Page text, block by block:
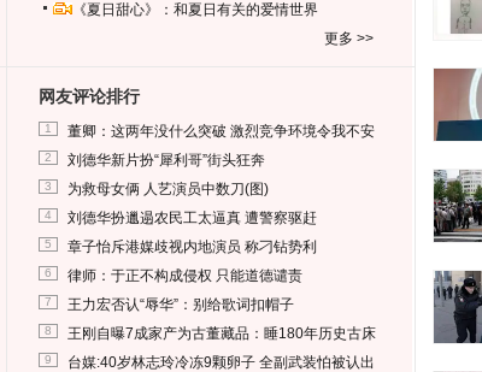
《夏日甜心》：和夏日有关的爱情世界
更多 >>
网友评论排行
1 董卿：这两年没什么突破 激烈竞争环境令我不安
2 刘德华新片扮“犀利哥”街头狂奔
3 为救母女俩 人艺演员中数刀(图)
4 刘德华扮邋遢农民工太逼真 遭警察驱赶
5 章子怡斥港媒歧视内地演员 称刁钻势利
6 律师：于正不构成侵权 只能道德谴责
7 王力宏否认“辱华”：别给歌词扣帽子
8 王刚自曝7成家产为古董藏品：睡180年历史古床
9 台媒:40岁林志玲冷冻9颗卵子 全副武装怕被认出